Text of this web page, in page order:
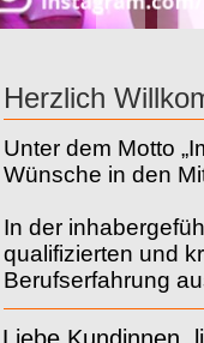
Herzlich
Unter dem Motto
Wünsche in den
In der
qualifizierten und
Berufserfahrung